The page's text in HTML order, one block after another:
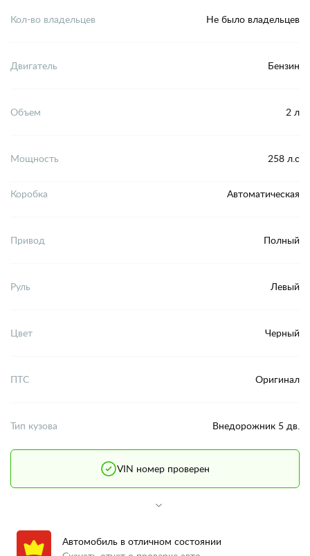
Кол-во владельцев Не было владельцев
Двигатель Бензин
Объем 2 л
Мощность 258 л.с
Коробка Автоматическая
Привод Полный
Руль Левый
Цвет Черный
ПТС Оригинал
Тип кузова Внедорожник 5 дв.
VIN номер проверен
Автомобиль в отличном состоянии